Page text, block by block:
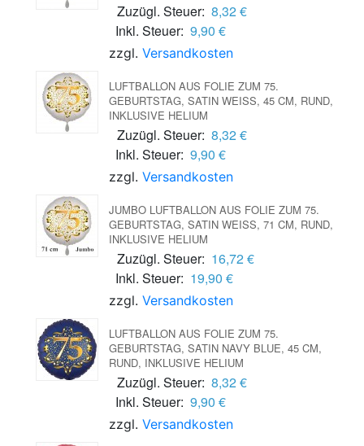
Zuzügl. Steuer: 8,32 €
Inkl. Steuer: 9,90 €
zzgl. Versandkosten
LUFTBALLON AUS FOLIE ZUM 75.
GEBURTSTAG, SATIN WEISS, 45 CM, RUND, I
NKLUSIVE HELIUM
Zuzügl. Steuer: 8,32 €
Inkl. Steuer: 9,90 €
zzgl. Versandkosten
JUMBO LUFTBALLON AUS FOLIE ZUM 75.
GEBURTSTAG, SATIN WEISS, 71 CM, RUND, I
NKLUSIVE HELIUM
Zuzügl. Steuer: 16,72 €
Inkl. Steuer: 19,90 €
zzgl. Versandkosten
LUFTBALLON AUS FOLIE ZUM 75.
GEBURTSTAG, SATIN NAVY BLUE, 45 CM,
RUND, INKLUSIVE HELIUM
Zuzügl. Steuer: 8,32 €
Inkl. Steuer: 9,90 €
zzgl. Versandkosten